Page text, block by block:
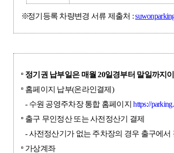
정기등록 차량변경 서류 제출처 :
정기권 납부일은 매월 20일경부터 말일까지
홈페이지 납부(온라인결제)
- 수원 공영주차장 통합 홈페이지https://
출구 무인정산 또는 사전정산기 결제
- 사전정산기가 없는 주차장의 경우 출구에서
가상계좌